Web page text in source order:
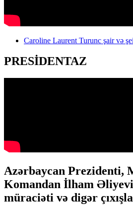
Caroline Laurent Turunc şair və
PRESİDENTAZ
Azərbaycan Prezidenti,
Komandan İlham
müraciəti və digər